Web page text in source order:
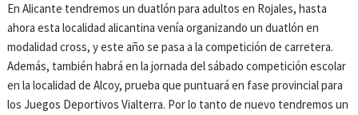
En Alicante tendremos un duatlón para adultos en Rojales, hasta
ahora esta localidad alicantina venía organizando un duatlón en
modalidad cross, y este año se pasa a la competición de carretera.
Además, también habrá en la jornada del sábado competición escolar
en la localidad de Alcoy, prueba que puntuará en fase provincial para
los Juegos Deportivos Vialterra. Por lo tanto de nuevo tendremos un